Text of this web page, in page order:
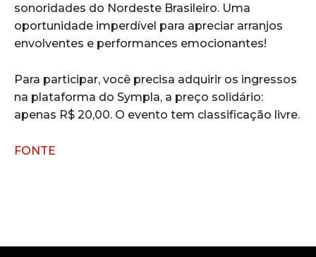
sonoridades do Nordeste Brasileiro. Uma
oportunidade imperdível para apreciar arranjos
envolventes e performances emocionantes!
Para participar, você precisa adquirir os ingressos
na plataforma do Sympla, a preço solidário:
apenas R$ 20,00. O evento tem classificação livre.
FONTE